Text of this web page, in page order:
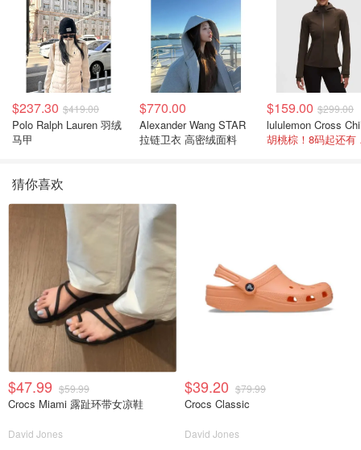
$237.30 $419.00
Polo Ralph Lauren 羽绒
马甲
$770.00
Alexander Wang STAR
拉链卫衣 高密绒面料
$159.00 $299.00
猜你喜欢
$47.99 $59.99
Crocs Miami 露趾环带女凉鞋
David Jones
$39.20 $79.99
Crocs Classic
David Jones